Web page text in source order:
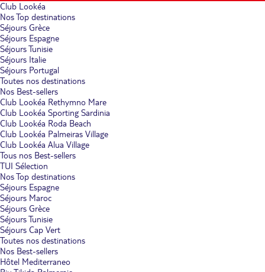
Club Lookéa
Nos Top destinations
Séjours Grèce
Séjours Espagne
Séjours Tunisie
Séjours Italie
Séjours Portugal
Toutes nos destinations
Nos Best-sellers
Club Lookéa Rethymno Mare
Club Lookéa Sporting Sardinia
Club Lookéa Roda Beach
Club Lookéa Palmeiras Village
Club Lookéa Alua Village
Tous nos Best-sellers
TUI Sélection
Nos Top destinations
Séjours Espagne
Séjours Maroc
Séjours Grèce
Séjours Tunisie
Séjours Cap Vert
Toutes nos destinations
Nos Best-sellers
Hôtel Mediterraneo